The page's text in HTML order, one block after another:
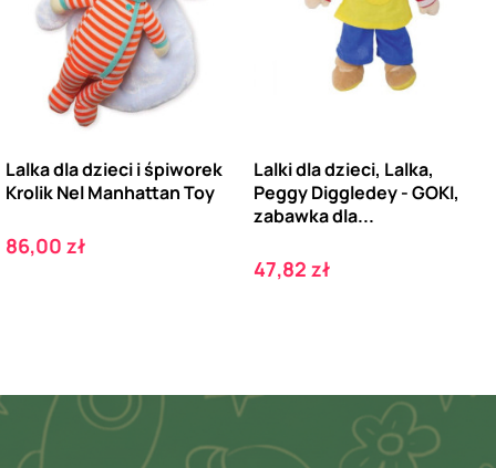
Lalka dla dzieci i śpiworek
Krolik Nel Manhattan Toy
Cena
86,00 zł
Lalki dla dzieci, Lalka,
Peggy Diggledey - GOKI,
zabawka dla...
Cena
47,82 zł